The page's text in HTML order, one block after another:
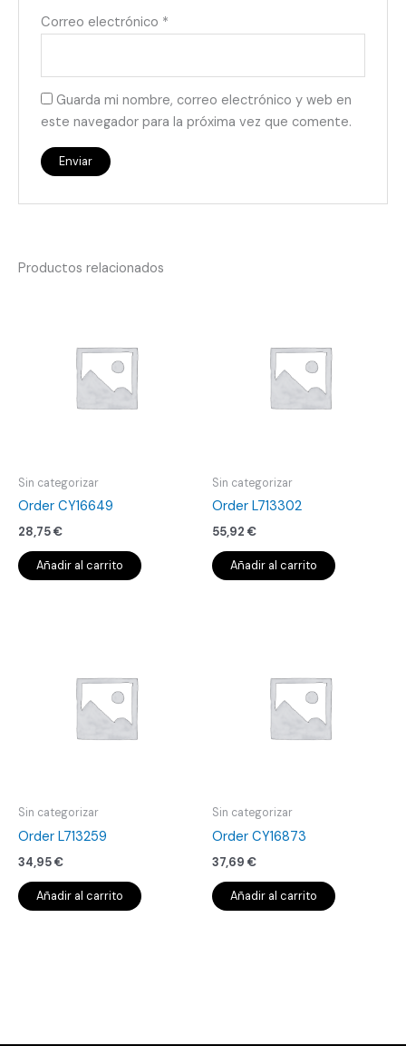
Correo electrónico *
Guarda mi nombre, correo electrónico y web en
este navegador para la próxima vez que comente.
Productos relacionados
Sin categorizar
Order CY16649
28,75€
Añadir al carrito
Sin categorizar
Order L713302
55,92 €
Añadir al carrito
Sin categorizar
Order L713259
34,95€
Añadir al carrito
Sin categorizar
Order CY16873
37,69 €
Añadir al carrito